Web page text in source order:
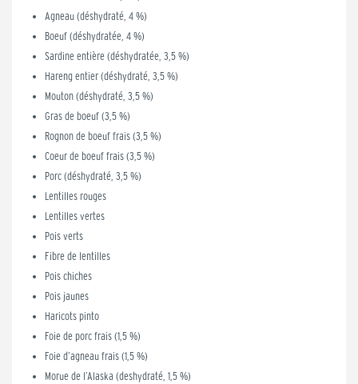
Agneau (déshydraté, 4 %)
Boeuf (déshydratée, 4 %)
Sardine entière (déshydratée, 3,5 %)
Hareng entier (déshydraté, 3,5 %)
Mouton (déshydraté, 3,5 %)
Gras de boeuf (3,5 %)
Rognon de boeuf frais (3,5 %)
Coeur de boeuf frais (3,5 %)
Porc (déshydraté, 3,5 %)
Lentilles rouges
Lentilles vertes
Pois verts
Fibre de lentilles
Pois chiches
Pois jaunes
Haricots pinto
Foie de porc frais (1,5 %)
Foie d’agneau frais (1,5 %)
Morue de l’Alaska (deshydraté, 1,5 %)